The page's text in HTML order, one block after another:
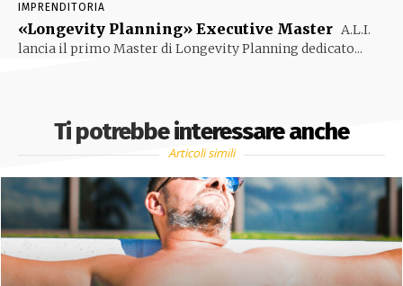
IMPRENDITORIA
«Longevity Planning» Executive Master A.L.I.
lancia il primo Master di Longevity Planning dedicato...
Ti potrebbe interessare anche
Articoli simili